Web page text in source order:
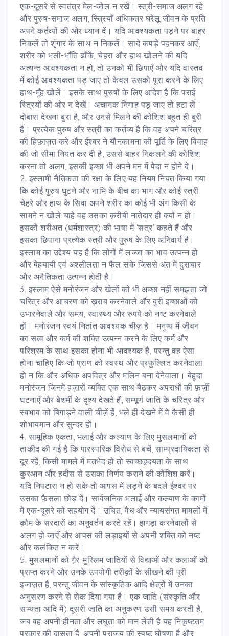
एक-दूसरे से स्वतंत्र मेल-जोल न रखें। स्त्री-समाज अलग रहे
और पुरुष-समाज अलग, स्त्रियाँ अधिकतर घरेलू जीवन के प्रति
अपने कर्तव्यों की ओर ध्यान दें। यदि आवश्यकता पड़ने पर बाहर
निकलें तो शृंगार के साथ न निकलें। सादे कपड़े पहनकर आएँ,
शरीर को भली-भाँति ढाँकें, चेहरा और हाथ खोलने की यदि
अत्यन्त आवश्यकता न हो, तो उनको भी छिपाएँ और यदि वास्तव
में कोई आवश्यकता पड़ जाए तो केवल उसको पूरा करने के लिए
हाथ-मुँह खोलें। इसके साथ पुरुषों के लिए आदेश है कि पराई
स्त्रियों की ओर न देखें। अचानक निगाह पड़ जाए तो हटा लें।
दोबारा देखना बुरा है, और उनसे मिलने की कोशिश बहुत ही बुरी
है। प्रत्येक पुरुष और स्त्री का कर्तव्य है कि वह अपने चरित्र
की हिफ़ाज़त करे और ईश्वर ने यौनकामना की पूर्ति के लिए विवाह
की जो सीमा नियत कर दी है, उससे बाहर निकलने की कोशिश
करना तो अलग, इसकी इच्छा भी अपने मन में पैदा न होने दे।
2. इस्लामी नैतिकता की रक्षा के लिए यह नियम नियत किया गया
कि कोई पुरुष घुटने और नाभि के बीच का भाग और कोई स्त्री
चेहरे और हाथ के सिवा अपने शरीर का कोई भी अंग किसी के
सामने न खोले चाहे वह उसका क़रीबी नातेदार ही क्यों न हो।
इसको शरीअत (धर्मशास्त्र) की भाषा में ‘सत्र’ कहते हैं और
इसका छिपाना प्रत्येक स्त्री और पुरुष के लिए अनिवार्य है।
इस्लाम का उद्देश्य यह है कि लोगों में लज्जा का भाव उत्पन्न हो
और बेहयायी एवं अश्लीलता न फैल सके जिससे अंत में दुराचार
और अनैतिकता उत्पन्न होती है।
3. इस्लाम ऐसे मनोरंजन और खेलों को भी अच्छा नहीं समझता जो
चरित्र और आचरण को ख़राब करनेवाले और बुरी इच्छाओं को
उभारनेवाले और समय, स्वास्थ्य और रुपये को नष्ट करनेवाले
हों। मनोरंजन स्वयं नितांत आवश्यक चीज़ है। मनुष्य में जीवन
का सत्व और कर्म की शक्ति उत्पन्न करने के लिए कर्म और
परिश्रम के साथ इसका होना भी आवश्यक है, परन्तु वह ऐसा
होना चाहिए कि जो प्राण को स्वस्थ और प्रफुल्लित करनेवाला
हो न कि और अधिक अपवित्र और मलिन बना देनेवाला। बेहूदा
मनोरंजन जिनमें हज़ारों व्यक्ति एक साथ बैठकर अपराधों की फ़र्ज़ी
घटनाएँ और बेशर्मी के दृश्य देखते हैं, सम्पूर्ण जाति के चरित्र और
स्वभाव को बिगाड़ने वाली चीज़ें हैं, भले ही देखने में वे कैसी ही
शोभायमान और सुन्दर हों।
4. सामूहिक एकता, भलाई और कल्याण के लिए मुसलमानों को
ताकीद की गई है कि पारस्परिक विरोध से बचें, साम्प्रदायिकता से
दूर रहें, किसी मामले में मतभेद हो तो स्वच्छहृदयता के साथ
कु़रआन और हदीस से उसका निर्णय कराने की कोशिश करें।
यदि निपटारा न हो सके तो आपस में लड़ने के बदले ईश्वर पर
उसका फ़ैसला छोड़ दें। सार्वजनिक भलाई और कल्याण के कामों
में एक-दूसरे को सहयोग दें। उचित, वैध और न्यायसंगत मामलों में
क़ौम के सरदारों का अनुवर्तन करते रहें। झगड़ा करनेवालों से
अलग हो जाएँ और आपस की लड़ाइयों से अपनी शक्ति को नष्ट
और कलंकित न करें।
5. मुसलमानों को गै़र-मुस्लिम जातियों से विद्याओं और कलाओं को
प्राप्त करने और उनके उपयोगी तरीक़ों के सीखने की पूरी
इजाज़त है, परन्तु जीवन के सांस्कृतिक आदि क्षेत्रों में उनका
अनुसरण करने से रोक दिया गया है। एक जाति (संस्कृति और
सभ्यता आदि में) दूसरी जाति का अनुकरण उसी समय करती है,
जब वह अपनी हीनता और लघुता को मान लेती है यह निकृष्टतम
प्रकार की दासता है, अपनी पराजय की स्पष्ट घोषणा है और